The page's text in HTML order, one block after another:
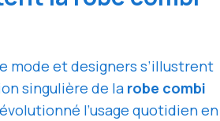
mode et designers s’illustrent
singulière de la robe combi
l’usage quotidien en